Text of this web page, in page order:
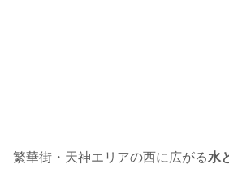
繁華街・天神エリアの西に広がる水